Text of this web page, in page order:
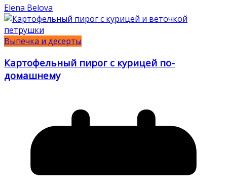
Elena Belova
Выпечка и десерты
Картофельный пирог с курицей по-
домашнему